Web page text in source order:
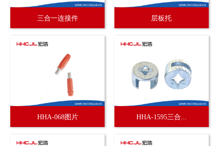
三合一连接件 层板托
HHA-068图片 HHA-1595三合...